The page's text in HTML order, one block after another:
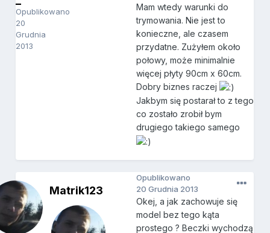
Opublikowano
20
Grudnia
2013
Mam wtedy warunki do
trymowania. Nie jest to
konieczne, ale czasem
przydatne. Zużyłem około
połowy, może minimalnie
więcej płyty 90cm x 60cm.
Dobry biznes raczej
Jakbym się postarał to z tego
co zostało zrobił bym
drugiego takiego samego
Matrik123
Opublikowano
20 Grudnia 2013
Okej, a jak zachowuje się
model bez tego kąta
prostego ? Beczki wychodzą